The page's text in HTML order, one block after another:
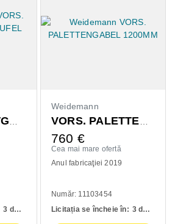
VORS. LEICHTGUTSCHAUFEL 1400MM
3 days
Weidemann
VORS. PALETTENGABEL 1200MM
760 €
Cea mai mare ofertă
Anul fabricaţiei 2019
Număr: 11103454
Licitația se încheie în: 3 days